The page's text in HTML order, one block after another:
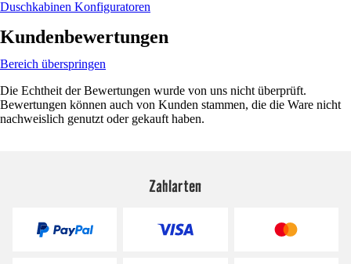
Duschkabinen Konfiguratoren
Kundenbewertungen
Bereich überspringen
Die Echtheit der Bewertungen wurde von uns nicht überprüft.
Bewertungen können auch von Kunden stammen, die die Ware nicht
nachweislich genutzt oder gekauft haben.
Zahlarten